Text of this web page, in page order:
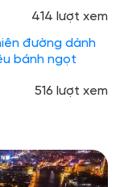
414 lượt xem
đường dành
bánh ngọt
516 lượt xem